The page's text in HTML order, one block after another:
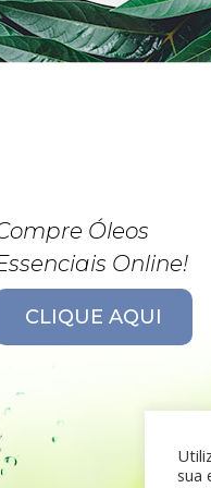
Óleos
Online!
CLIQUE AQUI
sua